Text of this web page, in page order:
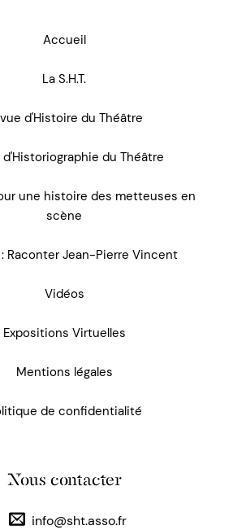
Accueil
La S.H.T.
d'Histoire du Théâtre
d'Historiographie du Théâtre
une histoire des metteuses en
scène
Raconter Jean-Pierre Vincent
Vidéos
Expositions Virtuelles
Mentions légales
de confidentialité
Nous contacter
info@sht.asso.fr